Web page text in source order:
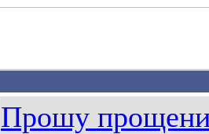
Прошу